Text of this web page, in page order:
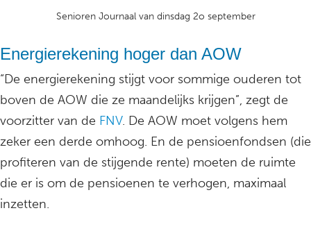
Senioren Journaal van dinsdag 2o september
Energierekening hoger dan AOW
“De energierekening stijgt voor sommige ouderen tot
boven de AOW die ze maandelijks krijgen”, zegt de
voorzitter van de FNV. De AOW moet volgens hem
zeker een derde omhoog. En de pensioenfondsen (die
profiteren van de stijgende rente) moeten de ruimte
die er is om de pensioenen te verhogen, maximaal
inzetten.